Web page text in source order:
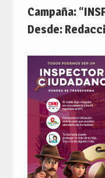
Campaña:
Desde: